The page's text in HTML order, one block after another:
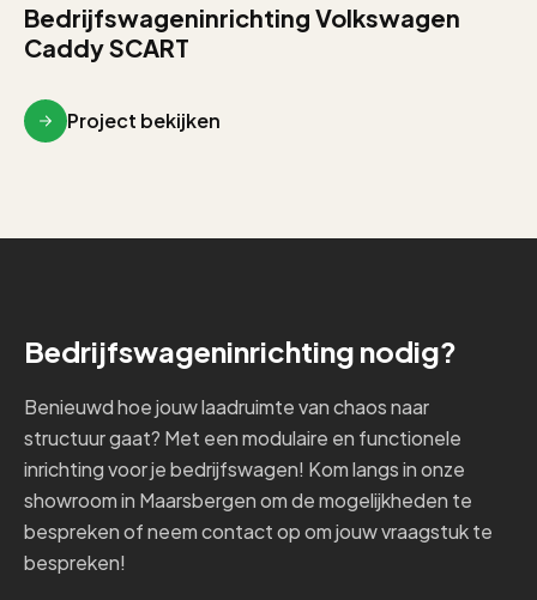
Bedrijfswageninrichting Volkswagen
Caddy SCART
Project bekijken
Bedrijfswageninrichting nodig?
Benieuwd hoe jouw laadruimte van chaos naar
structuur gaat? Met een modulaire en functionele
inrichting voor je bedrijfswagen! Kom langs in onze
showroom in Maarsbergen om de mogelijkheden te
bespreken of neem contact op om jouw vraagstuk te
bespreken!